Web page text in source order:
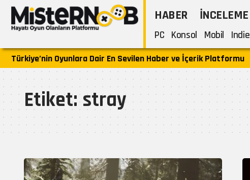
HABER İNCELEME
PC Konsol Mobil Indie
Türkiye’nin Oyunlara Dair En Sevilen Haber ve İçerik Platformu
Etiket:stray